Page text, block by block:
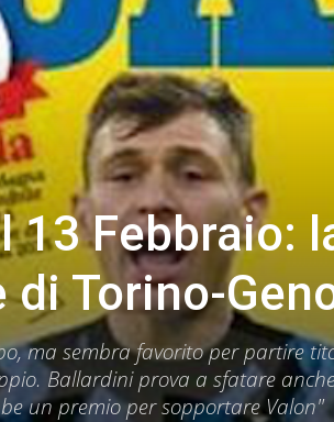
13 Febbraio:
Torino-
ma sembra favorito per partire
Ballardini prova a sfatare
un premio per sopportare Valon"